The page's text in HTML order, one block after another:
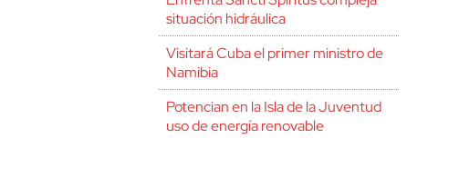
situación hidráulica
Visitará Cuba el primer ministro de
Namibia
Potencian en la Isla de la Juventud
uso de energía renovable